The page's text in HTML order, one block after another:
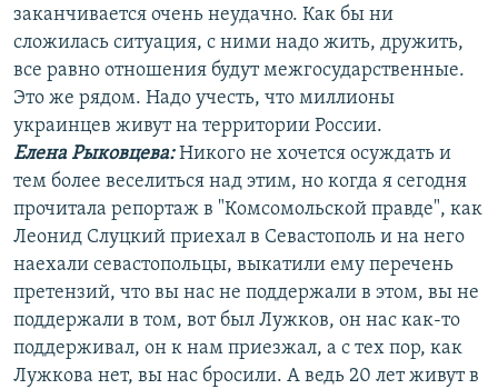
заканчивается очень неудачно. Как бы ни
сложилась ситуация, с ними надо жить, дружить,
все равно отношения будут межгосударственные.
Это же рядом. Надо учесть, что миллионы
украинцев живут на территории России.
Елена Рыковцева:Никого не хочется осуждать и
тем более веселиться над этим, но когда я сегодня
прочитала репортаж в "Комсомольской правде", как
Леонид Слуцкий приехал в Севастополь и на него
наехали севастопольцы, выкатили ему перечень
претензий, что вы нас не поддержали в этом, вы не
поддержали в том, вот был Лужков, он нас как-то
поддерживал, он к нам приезжал, а с тех пор, как
Лужкова нет, вы нас бросили. А ведь 20 лет живут в